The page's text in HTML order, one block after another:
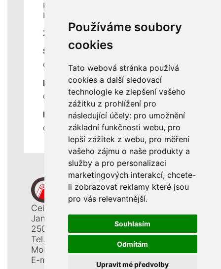
Používáme soubory
cookies
Tato webová stránka používá
cookies a další sledovací
technologie ke zlepšení vašeho
zážitku z prohlížení pro
následující účely: pro umožnění
základní funkčnosti webu, pro
lepší zážitek z webu, pro měření
vašeho zájmu o naše produkty a
služby a pro personalizaci
marketingových interakcí, chcete-
li zobrazovat reklamy které jsou
pro vás relevantnější.
Souhlasím
Odmítám
Upravit mé předvolby
Kontakty
Historie a současnost
ZÁKLADNÍ ÚDAJE
SLUŽBY
Ceník servisních prací
DŮLEŽITÉ INFORMACE
Ochrana osobních údajů
RYCHLÉ ODKAZY
Odstoupení od smlouvy
Ceiba, s. r. o.
Jana Opletala 1265
250 01 Brandýs n. L. - St. Boleslav
Tel.: +420 326 911 044
Mobil: +420 777 345 008
E-mail:
info@ceiba.cz